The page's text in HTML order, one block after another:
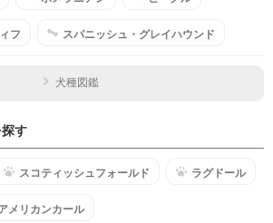
フ スパニッシュ・グレイハウンド
犬種図鑑
す
スコティッシュフォールド ラグドール
メリカンカール